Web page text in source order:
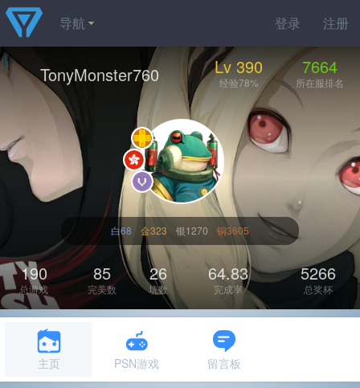
登录 注册
导航
TonyMonster760 Lv 390
经验78%
7664
所在服排名
白68 金323 银1270 铜3605
190
总游戏
85
完美数
26
坑数
64.83
完成率
5266
总奖杯
主页 PSN游戏 留言板